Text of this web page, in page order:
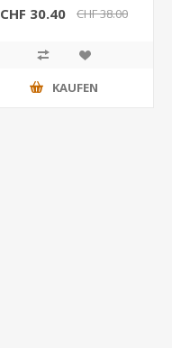
CHF 30.40 CHF 38.00
KAUFEN